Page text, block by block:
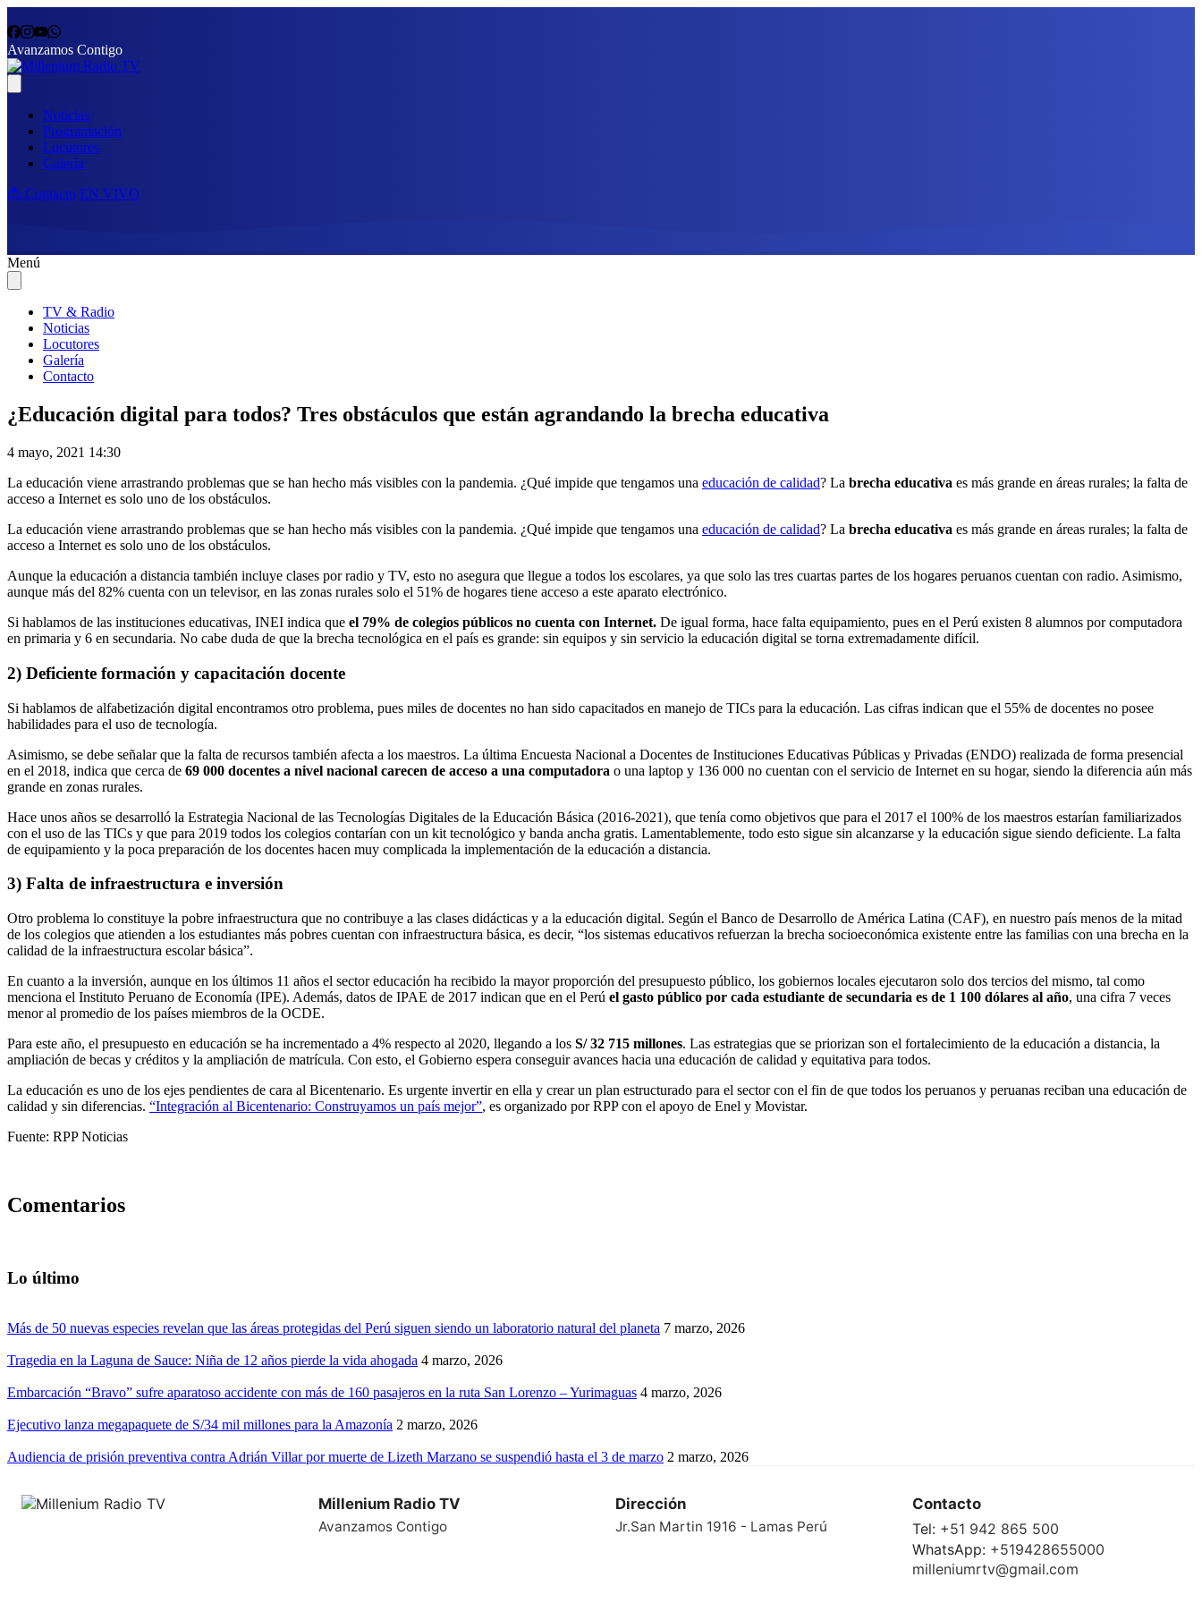
Avanzamos Contigo
Noticias
Programación
Locutores
Galería
📩 Contacto EN VIVO
Menú
TV & Radio
Noticias
Locutores
Galería
Contacto
¿Educación digital para todos? Tres obstáculos que están agrandando la brecha educativa
4 mayo, 2021 14:30
La educación viene arrastrando problemas que se han hecho más visibles con la pandemia. ¿Qué impide que tengamos una educación de calidad? La brecha educativa es más grande en áreas rurales; la falta de
acceso a Internet es solo uno de los obstáculos.
La educación viene arrastrando problemas que se han hecho más visibles con la pandemia. ¿Qué impide que tengamos una educación de calidad? La brecha educativa es más grande en áreas rurales; la falta de
acceso a Internet es solo uno de los obstáculos.
Aunque la educación a distancia también incluye clases por radio y TV, esto no asegura que llegue a todos los escolares, ya que solo las tres cuartas partes de los hogares peruanos cuentan con radio. Asimismo,
aunque más del 82% cuenta con un televisor, en las zonas rurales solo el 51% de hogares tiene acceso a este aparato electrónico.
Si hablamos de las instituciones educativas, INEI indica que el 79% de colegios públicos no cuenta con Internet. De igual forma, hace falta equipamiento, pues en el Perú existen 8 alumnos por computadora
en primaria y 6 en secundaria. No cabe duda de que la brecha tecnológica en el país es grande: sin equipos y sin servicio la educación digital se torna extremadamente difícil.
2) Deficiente formación y capacitación docente
Si hablamos de alfabetización digital encontramos otro problema, pues miles de docentes no han sido capacitados en manejo de TICs para la educación. Las cifras indican que el 55% de docentes no posee
habilidades para el uso de tecnología.
Asimismo, se debe señalar que la falta de recursos también afecta a los maestros. La última Encuesta Nacional a Docentes de Instituciones Educativas Públicas y Privadas (ENDO) realizada de forma presencial
en el 2018, indica que cerca de 69 000 docentes a nivel nacional carecen de acceso a una computadora o una laptop y 136 000 no cuentan con el servicio de Internet en su hogar, siendo la diferencia aún más
grande en zonas rurales.
Hace unos años se desarrolló la Estrategia Nacional de las Tecnologías Digitales de la Educación Básica (2016-2021), que tenía como objetivos que para el 2017 el 100% de los maestros estarían familiarizados
con el uso de las TICs y que para 2019 todos los colegios contarían con un kit tecnológico y banda ancha gratis. Lamentablemente, todo esto sigue sin alcanzarse y la educación sigue siendo deficiente. La falta
de equipamiento y la poca preparación de los docentes hacen muy complicada la implementación de la educación a distancia.
3) Falta de infraestructura e inversión
Otro problema lo constituye la pobre infraestructura que no contribuye a las clases didácticas y a la educación digital. Según el Banco de Desarrollo de América Latina (CAF), en nuestro país menos de la mitad
de los colegios que atienden a los estudiantes más pobres cuentan con infraestructura básica, es decir, “los sistemas educativos refuerzan la brecha socioeconómica existente entre las familias con una brecha en la
calidad de la infraestructura escolar básica”.
En cuanto a la inversión, aunque en los últimos 11 años el sector educación ha recibido la mayor proporción del presupuesto público, los gobiernos locales ejecutaron solo dos tercios del mismo, tal como
menciona el Instituto Peruano de Economía (IPE). Además, datos de IPAE de 2017 indican que en el Perú el gasto público por cada estudiante de secundaria es de 1 100 dólares al año, una cifra 7 veces
menor al promedio de los países miembros de la OCDE.
Para este año, el presupuesto en educación se ha incrementado a 4% respecto al 2020, llegando a los S/ 32 715 millones. Las estrategias que se priorizan son el fortalecimiento de la educación a distancia, la
ampliación de becas y créditos y la ampliación de matrícula. Con esto, el Gobierno espera conseguir avances hacia una educación de calidad y equitativa para todos.
La educación es uno de los ejes pendientes de cara al Bicentenario. Es urgente invertir en ella y crear un plan estructurado para el sector con el fin de que todos los peruanos y peruanas reciban una educación de
calidad y sin diferencias. “Integración al Bicentenario: Construyamos un país mejor”, es organizado por RPP con el apoyo de Enel y Movistar.
Fuente: RPP Noticias
Comentarios
Lo último
Más de 50 nuevas especies revelan que las áreas protegidas del Perú siguen siendo un laboratorio natural del planeta 7 marzo, 2026
Tragedia en la Laguna de Sauce: Niña de 12 años pierde la vida ahogada 4 marzo, 2026
Embarcación “Bravo” sufre aparatoso accidente con más de 160 pasajeros en la ruta San Lorenzo – Yurimaguas 4 marzo, 2026
Ejecutivo lanza megapaquete de S/34 mil millones para la Amazonía 2 marzo, 2026
Audiencia de prisión preventiva contra Adrián Villar por muerte de Lizeth Marzano se suspendió hasta el 3 de marzo 2 marzo, 2026
Millenium Radio TV
Avanzamos Contigo
Dirección
Jr.San Martin 1916 - Lamas Perú
Contacto
Tel: +51 942 865 500
WhatsApp: +519428655000
milleniumrtv@gmail.com